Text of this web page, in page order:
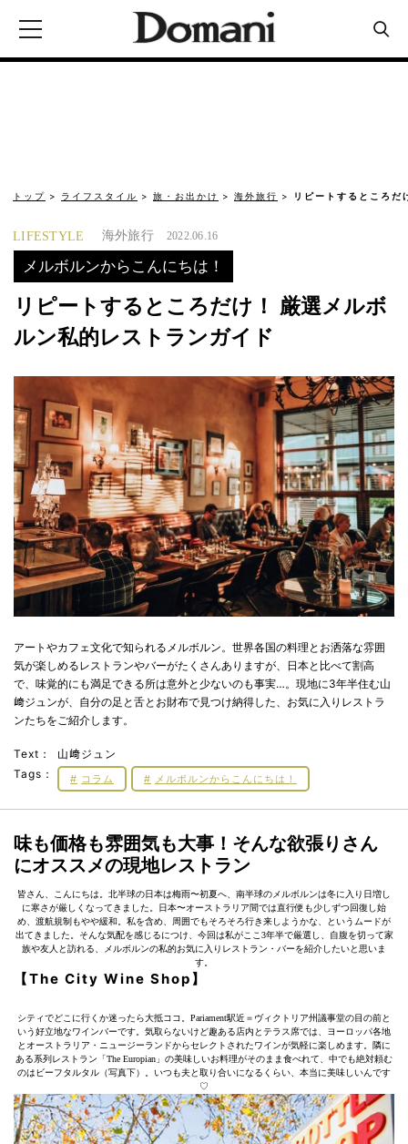
トップ ライフスタイル 旅・お出かけ 海外旅行 リピートするところだ
LIFESTYLE 海外旅行 2022.06.16
メルボルンからこんにちは！
リピートするところだけ！ 厳選メルボ
ルン私的レストランガイド
アートやカフェ文化で知られるメルボルン。世界各国の料理とお洒落な雰囲
気が楽しめるレストランやバーがたくさんありますが、日本と比べて割高
で、味覚的にも満足できる所は意外と少ないのも事実…。現地に3年半住む山
﨑ジュンが、自分の足と舌とお財布で見つけ納得した、お気に入りレストラ
ンたちをご紹介します。
Text：
山﨑ジュン
Tags：
コラム メルボルンからこんにちは！
味も価格も雰囲気も大事！そんな欲張りさん
にオススメの現地レストラン
皆さん、こんにちは。北半球の日本は梅雨〜初夏へ、南半球のメルボルンは冬に入り日増し
に寒さが厳しくなってきました。日本〜オーストラリア間では直行便も少しずつ回復し始
め、渡航規制もやや緩和。私を含め、周囲でもそろそろ行き来しようかな、というムードが
出てきました。そんな気配を感じるにつけ、今回は私がここ3年半で厳選し、自腹を切って家
族や友人と訪れる、メルボルンの私的お気に入りレストラン・バーを紹介したいと思いま
す。
【The City Wine Shop】
シティでどこに行くか迷ったら大抵ココ。Pariament駅近＝ヴィクトリア州議事堂の目の前と
いう好立地なワインバーです。気取らないけど趣ある店内とテラス席では、ヨーロッパ各地
とオーストラリア・ニュージーランドからセレクトされたワインが気軽に楽しめます。隣に
ある系列レストラン「The Europian」の美味しいお料理がそのまま食べれて、中でも絶対頼む
のはビーフタルタル（写真下）。いつも夫と取り合いになるくらい、本当に美味しいんです
♡